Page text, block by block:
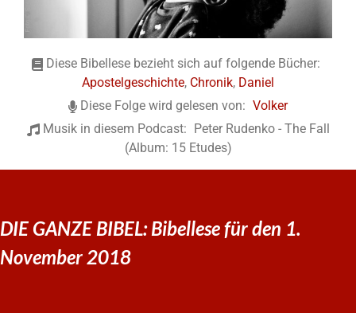
Diese Bibellese bezieht sich auf folgende Bücher:
Apostelgeschichte, Chronik, Daniel
Diese Folge wird gelesen von: Volker
Musik in diesem Podcast: Peter Rudenko - The Fall
(Album: 15 Etudes)
DIE GANZE BIBEL: Bibellese für den 1.
November 2018